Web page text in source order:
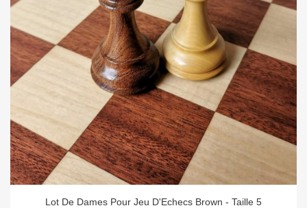
Lot De Dames Pour Jeu D'Echecs Brown - Taille 5